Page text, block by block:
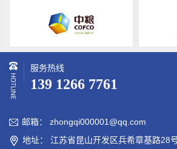
服务热线
139 1266 7761
 邮箱： zhongqi000001@qq.com
 地址： 江苏省昆山开发区兵希章基路28